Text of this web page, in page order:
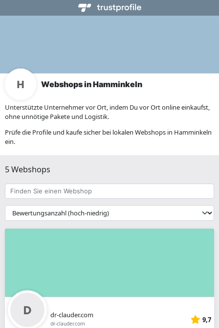
Webshops in Hamminkeln
Unterstützte Unternehmer vor Ort, indem Du vor Ort online einkaufst,
ohne unnötige Pakete und Logistik.
Prüfe die Profile und kaufe sicher bei lokalen Webshops in Hamminkeln
ein.
5 Webshops
Finden
Sie
einen
Webshop
{{
__('Sort')
}}
dr-clauder.com
dr-clauder.com 9,7